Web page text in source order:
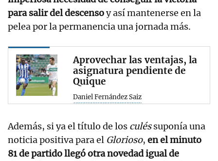
para salir del descensoy así mantenerse en la
pelea por la permanencia una jornada más.
Aprovechar las ventajas, la
asignatura pendiente de
Quique
Daniel Fernández Saiz
Además, si ya el título de los culéssuponía una
noticia positiva para el Glorioso, en el minuto
81 de partido llegó otra novedad igual de